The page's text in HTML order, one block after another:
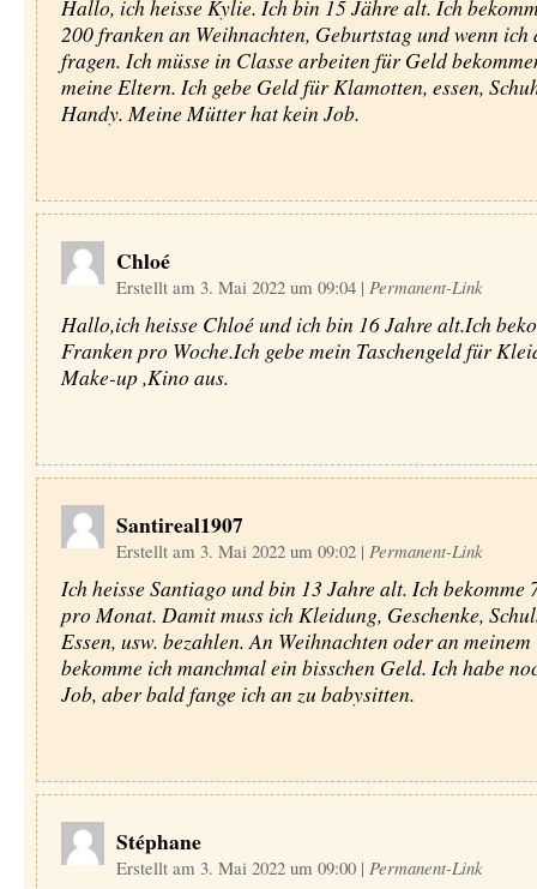
Hallo, ich heisse Kylie. Ich bin 15 Jähre alt. Ich
200 franken an Weihnachten, Geburtstag und wenn ich
fragen. Ich müsse in Classe arbeiten für Geld
meine Eltern. Ich gebe Geld für Klamotten, essen,
Handy. Meine Mütter hat kein Job.
Chloé
Erstellt am 3. Mai 2022 um 09:04 | Permanent-Link
Hallo,ich heisse Chloé und ich bin 16 Jahre alt.Ich
Franken pro Woche.Ich gebe mein Taschengeld für
Make-up ,Kino aus.
Santireal1907
Erstellt am 3. Mai 2022 um 09:02 | Permanent-Link
Ich heisse Santiago und bin 13 Jahre alt. Ich bekomme
pro Monat. Damit muss ich Kleidung, Geschenke,
Essen, usw. bezahlen. An Weihnachten oder an
bekomme ich manchmal ein bisschen Geld. Ich habe
Job, aber bald fange ich an zu babysitten.
Stéphane
Erstellt am 3. Mai 2022 um 09:00 | Permanent-Link